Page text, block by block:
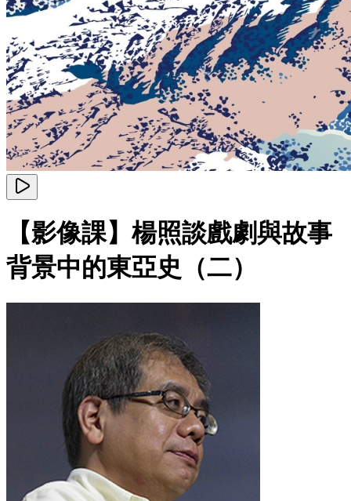
【影像課】楊照談戲劇與故事
背景中的東亞史（二）